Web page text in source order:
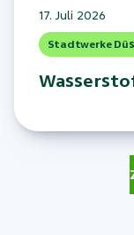
17. Juli 2026
Stadtwerke